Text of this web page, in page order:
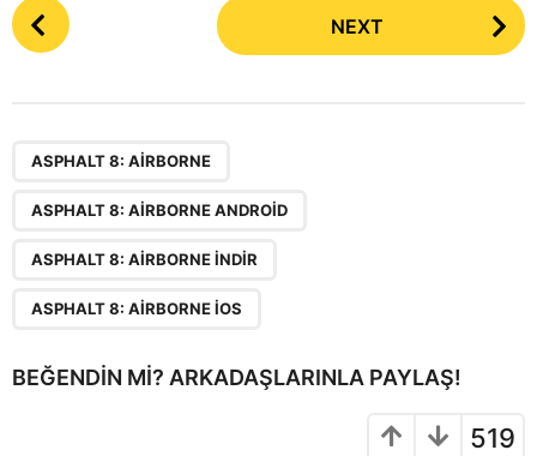
P
o
o
NEXT
ASPHALT 8: AIRBORNE
ASPHALT 8: AIRBORNE ANDROID
ASPHALT 8: AIRBORNE INDIR
ASPHALT 8: AIRBORNE IOS
BEĞENDIN MI? ARKADAŞLARINLA PAYLAŞ!
519